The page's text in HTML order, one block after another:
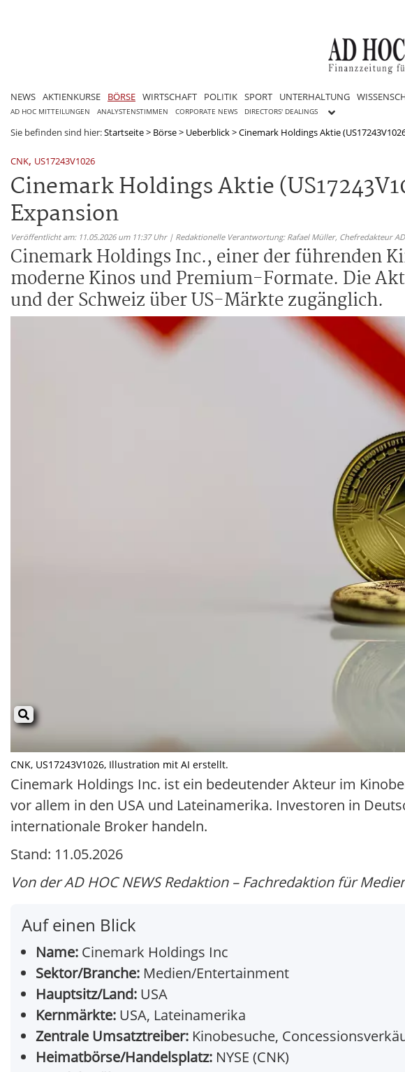
NEWS AKTIENKURSE BÖRSE WIRTSCHAFT POLITIK SPORT UNTERHALTUNG
AD HOC MITTEILUNGEN ANALYSTENSTIMMEN CORPORATE NEWS DIRECTORS' DEALINGS
Sie befinden sind hier:Startseite> Börse> Ueberblick>Cinemark Holdings Aktie
CNK, US17243V1026
Cinemark Holdings Aktie
Expansion
Veröffentlicht am: 11.05.2026 um 11:37 Uhr | Redaktionelle Verantwortung: Rafael Müller, Chefredakteur AD
Cinemark Holdings Inc., einer der führenden
moderne Kinos und Premium-Formate. Die
und der Schweiz über US-Märkte zugänglich.
CNK, US17243V1026, Illustration mit AI erstellt.
Cinemark Holdings Inc. ist ein bedeutender Akteur im
vor allem in den USA und Lateinamerika. Investoren in
internationale Broker handeln.
Stand: 11.05.2026
Von der AD HOC NEWS Redaktion – Fachredaktion für
Auf einen Blick
Name: Cinemark Holdings Inc
Sektor/Branche: Medien/Entertainment
Hauptsitz/Land: USA
Kernmärkte: USA, Lateinamerika
Zentrale Umsatztreiber: Kinobesuche,
Heimatbörse/Handelsplatz: NYSE (CNK)